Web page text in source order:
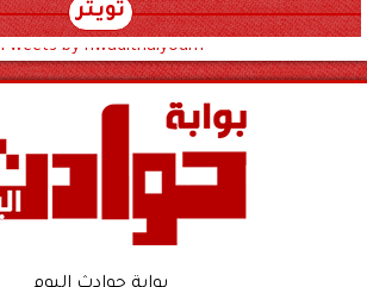
تويتر
Tweets by hwadithalyoum